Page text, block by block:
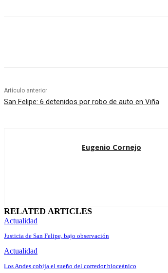
Artículo anterior
San Felipe: 6 detenidos por robo de auto en Viña
Eugenio Cornejo
RELATED ARTICLES
Actualidad
Justicia de San Felipe, bajo observación
Actualidad
Los Andes cobija el sueño del corredor bioceánico